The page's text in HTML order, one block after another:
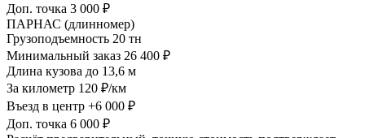
Доп. точка 3 000 ₽
ПАРНАС (длинномер)
Грузоподъемность 20 тн
Минимальный заказ 26 400 ₽
Длина кузова до 13,6 м
За километр 120 ₽/км
Въезд в центр +6 000 ₽
Доп. точка 6 000 ₽